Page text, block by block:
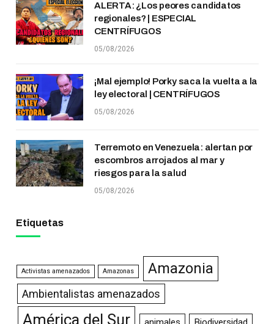
ALERTA: ¿Los peores candidatos
regionales? | ESPECIAL
CENTRÍFUGOS
05/08/2026
¡Mal ejemplo! Porky saca la vuelta a la
ley electoral | CENTRÍFUGOS
05/08/2026
Terremoto en Venezuela: alertan por
escombros arrojados al mar y
riesgos para la salud
05/08/2026
Etiquetas
Activistas amenazados Amazonas Amazonia
Ambientalistas amenazados
América del Sur